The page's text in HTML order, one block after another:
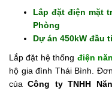
liệu
Liên
hệ
Tuyển
dụng
Lắp đặt điện mặt
Phòng
Dự án 450kW đầu
Lắp đặt hệ thống điện
hộ gia đình Thái Bình.
củaCông ty TNHH